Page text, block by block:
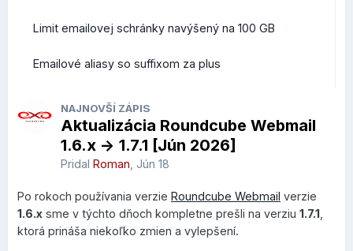
Limit emailovej schránky navýšený na 100 GB
Emailové aliasy so suffixom za plus
NAJNOVŠÍ ZÁPIS
Aktualizácia Roundcube Webmail
1.6.x -> 1.7.1 [Jún 2026]
Pridal Roman Jún 18
Po rokoch používania verzie Roundcube Webmail verzie
1.6.x sme v týchto dňoch kompletne prešli na verziu 1.7.1
ktorá prináša niekoľko zmien a vylepšení.